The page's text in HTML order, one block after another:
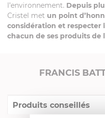
l’environnement. Depuis
Cristel met un point
considération et respecter
chacun de ses produits de
FRANCIS
Produits conseillés